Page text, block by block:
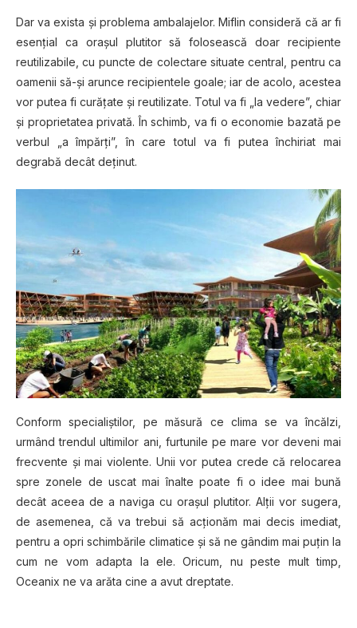
Dar va exista şi problema ambalajelor. Miflin consideră că ar fi
esenţial ca oraşul plutitor să folosească doar recipiente
reutilizabile, cu puncte de colectare situate central, pentru ca
oamenii să-şi arunce recipientele goale; iar de acolo, acestea
vor putea fi curăţate şi reutilizate. Totul va fi „la vedere”, chiar
şi proprietatea privată. În schimb, va fi o economie bazată pe
verbul „a împărţi”, în care totul va fi putea închiriat mai
degrabă decât deţinut.
Conform specialiştilor, pe măsură ce clima se va încălzi,
urmând trendul ultimilor ani, furtunile pe mare vor deveni mai
frecvente şi mai violente. Unii vor putea crede că relocarea
spre zonele de uscat mai înalte poate fi o idee mai bună
decât aceea de a naviga cu oraşul plutitor. Alţii vor sugera,
de asemenea, că va trebui să acţionăm mai decis imediat,
pentru a opri schimbările climatice şi să ne gândim mai puţin la
cum ne vom adapta la ele. Oricum, nu peste mult timp,
Oceanix ne va arăta cine a avut dreptate.